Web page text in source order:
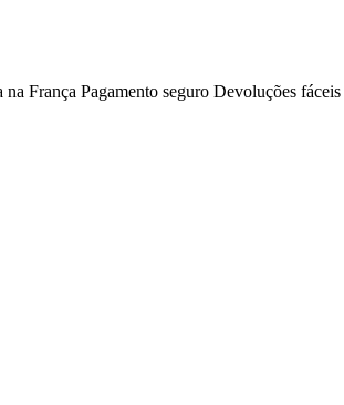
na França Pagamento seguro Devoluções fáceis